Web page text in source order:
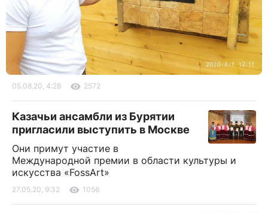
05.08.20, 4:28 2572
Казачьи ансамбли из Бурятии
пригласили выступить в Москве
Они примут участие в
Международной премии в области культуры и
искусства «FossArt»
27.05.20, 9:32 1056